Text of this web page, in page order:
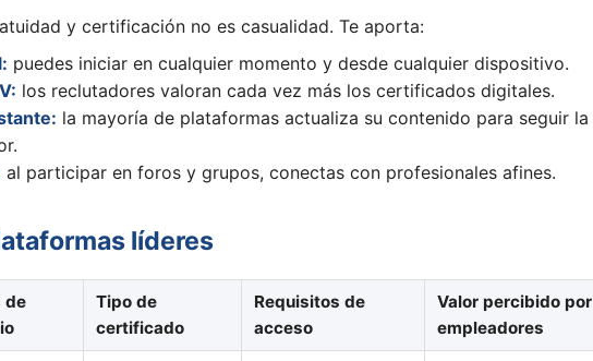
y certificación no es casualidad. Te aporta:
puedes iniciar en cualquier momento y desde cualquier dispositivo.
los reclutadores valoran cada vez más los certificados digitales.
la mayoría de plataformas actualiza su contenido para seguir la
al participar en foros y grupos, conectas con profesionales afines.
líderes
de
Tipo de
certificado
Requisitos de
acceso
Valor percibido por
empleadores